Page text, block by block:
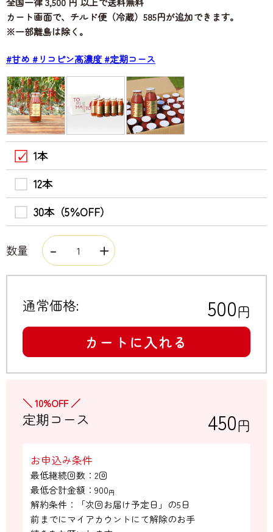
カート画面で、チルド便（冷蔵）585円が追加できます。
※一部離島は除く。
#甘め #リコピン高濃度#定期コース
1本
12本
30本（5％OFF）
数量
通常価格: 500円
カートに入れる
＼ 10%OFF ／
定期コース 450円
お申込み条件
最低継続回数：2回
最低合計金額： 900円
解約条件：「次回お届け予定日」の5日
前までにマイアカウントにて解除のお手